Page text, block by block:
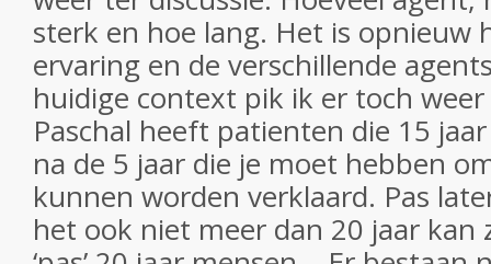
sterk en hoe lang. Het is opnieuw
ervaring en de verschillende
huidige context pik ik er toch
Paschal heeft patienten die 15
na de 5 jaar die je moet hebben
kunnen worden verklaard. Pas
het ook niet meer dan 20 jaar kan